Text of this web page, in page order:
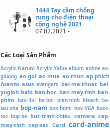
1444 Tay cầm chống
rung cho điện thoại
công nghệ 2021
07.02.2021 -
Các Loại Sản Phẩm
Acrylic-Naruto Acrylic-Yaiba album anime ao-
giuong ao-goi ao-mua ao-thun ap-phich
Asanzo asus avengers bai-ma-thuat bai-
yugioh balo ban-hoc ban-may-tinh ban-
phim
bao-lixi be-boi bien-hinh bleach bo-
lau-nha bop-nam box-hdmi box-VGA buoc-
toc bup-be but-trinh-chieu camera cap-
may-tinh cap-sac Card card-anime